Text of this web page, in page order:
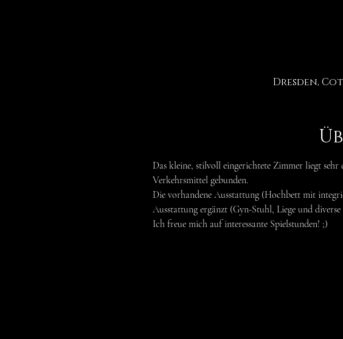
Dresden,
Das kleine, stilvoll eingerichtete Zimmer liegt
Verkehrsmittel gebunden.
Die vorhandene Ausstattung (Hochbett mit
Ausstattung ergänzt (Gyn-Stuhl, Liege und
Ich freue mich auf interessante Spielstunden! ;)